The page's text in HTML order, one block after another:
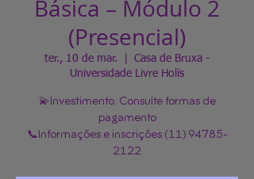
Básica – Módulo 2
(Presencial)
ter., 10 de mar.
Casa de Bruxa -
Universidade Livre Holís
💫Investimento: Consulte formas de
pagamento
📞Informações e inscrições:(11) 94785-
2122